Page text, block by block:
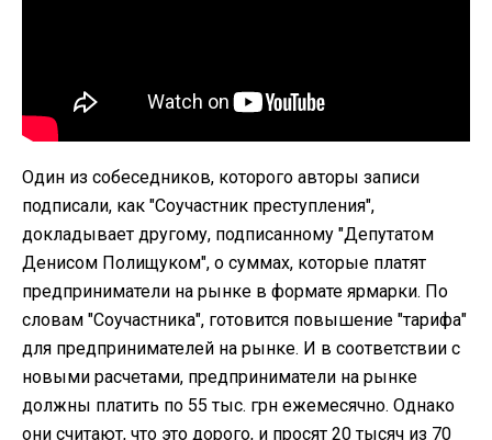
Один из собеседников, которого авторы записи
подписали, как "Соучастник преступления",
докладывает другому, подписанному "Депутатом
Денисом Полищуком", о суммах, которые платят
предприниматели на рынке в формате ярмарки. По
словам "Соучастника", готовится повышение "тарифа"
для предпринимателей на рынке. И в соответствии с
новыми расчетами, предприниматели на рынке
должны платить по 55 тыс. грн ежемесячно. Однако
они считают, что это дорого, и просят 20 тысяч из 70